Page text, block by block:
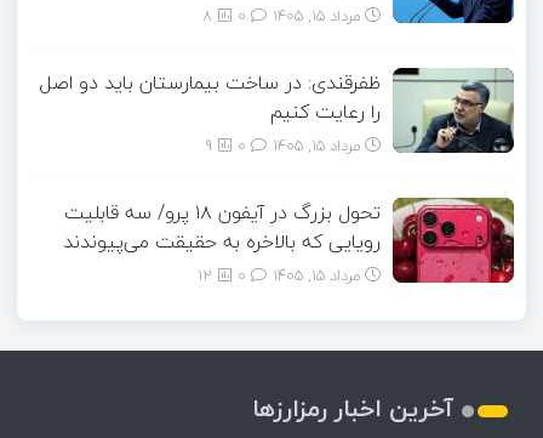
مرداد ۱۵, ۱۴۰۵ 8
ظفرقندی: در ساخت بیمارستان باید دو اصل
را رعایت کنیم
مرداد ۱۵, ۱۴۰۵ 9
تحول بزرگ در آیفون ۱۸ پرو/ سه قابلیت
رویایی که بالاخره به حقیقت می‌پیوندند
مرداد ۱۵, ۱۴۰۵ 12
آخرین اخبار رمزارزها